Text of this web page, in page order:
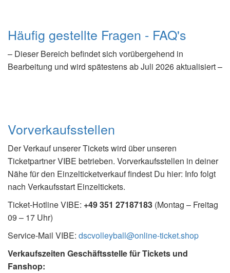
Häufig gestellte Fragen - FAQ's
– Dieser Bereich befindet sich vorübergehend in
Bearbeitung und wird spätestens ab Juli 2026 aktualisiert –
Vorverkaufsstellen
Der Verkauf unserer Tickets wird über unseren
Ticketpartner VIBE betrieben. Vorverkaufsstellen in deiner
Nähe für den Einzelticketverkauf findest Du hier: Info folgt
nach Verkaufsstart Einzeltickets.
Ticket-Hotline VIBE: +49 351 27187183 (Montag – Freitag
09 – 17 Uhr)
Service-Mail VIBE: dscvolleyball@online-ticket.shop
Verkaufszeiten Geschäftsstelle für Tickets und
Fanshop: